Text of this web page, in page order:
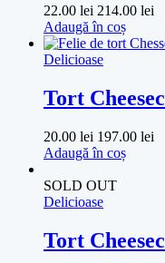
22.00 lei 214.00 lei
Adaugă în coș
Delicioase
Tort
20.00 lei 197.00 lei
Adaugă în coș
SOLD OUT
Delicioase
Tort